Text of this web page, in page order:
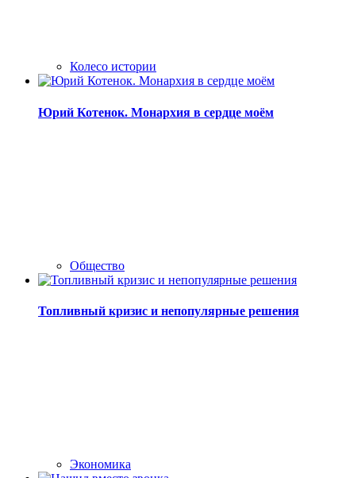
Колесо истории
Юрий Котенок. Монархия в сердце моём
Общество
Топливный кризис и непопулярные решения
Экономика